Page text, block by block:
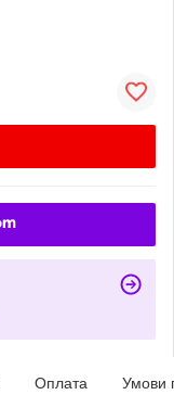
Оплата Умови